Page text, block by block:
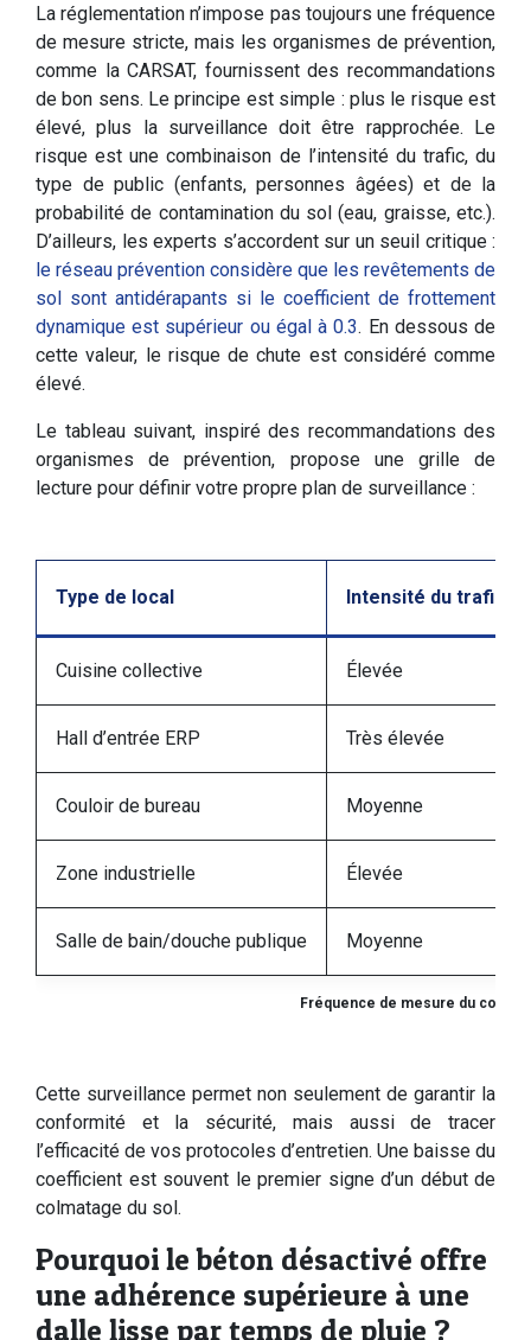
La réglementation n’impose pas toujours une fréquence
de mesure stricte, mais les organismes de prévention,
comme la CARSAT, fournissent des recommandations
de bon sens. Le principe est simple : plus le risque est
élevé, plus la surveillance doit être rapprochée. Le
risque est une combinaison de l’intensité du trafic, du
type de public (enfants, personnes âgées) et de la
probabilité de contamination du sol (eau, graisse, etc.).
D’ailleurs, les experts s’accordent sur un seuil critique :
le réseau prévention considère que les revêtements de
sol sont antidérapants si le coefficient de frottement
dynamique est supérieur ou égal à 0.3. En dessous de
cette valeur, le risque de chute est considéré comme
élevé.
Le tableau suivant, inspiré des recommandations des
organismes de prévention, propose une grille de
lecture pour définir votre propre plan de surveillance :
Fréquence de mesure du
Type de local Intensité du trafic
Cuisine collective Élevée
Hall d’entrée ERP Très élevée
Couloir de bureau Moyenne
Zone industrielle Élevée
Salle de bain/douche publique Moyenne
Cette surveillance permet non seulement de garantir la
conformité et la sécurité, mais aussi de tracer
l’efficacité de vos protocoles d’entretien. Une baisse du
coefficient est souvent le premier signe d’un début de
colmatage du sol.
Pourquoi le béton désactivé offre
une adhérence supérieure à une
dalle lisse par temps de pluie ?